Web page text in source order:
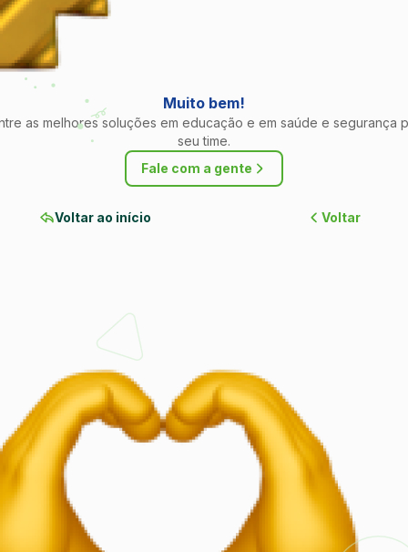
Muito bem!
as melhores soluções em educação e em saúde e segurança
seu time.
Fale com a gente
Voltar ao início Voltar